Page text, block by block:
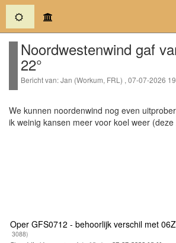
(current)
Noordwestenwind gaf
22°
Bericht van: Jan (Workum, FRL) , 07-07-2026
We kunnen noordenwind nog even
ik weinig kansen meer voor koel weer (deze
Oper GFS0712 - behoorlijk verschil met
3088)